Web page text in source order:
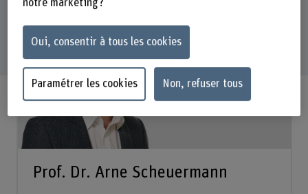
Prof. Dr. Arne Scheuermann
notre marketing ?
Oui, consentir à tous les cookies
Paramétrer les cookies Non, refuser tous